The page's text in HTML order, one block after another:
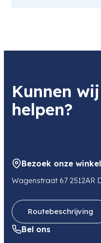
Product
394065
Item code
394065
Adres
E-mail
sales@desq.nl
Kunnen
helpen?
Bezoek onze winkel
Wagenstraat 67 2512AR
Routebeschrijving
Bel ons